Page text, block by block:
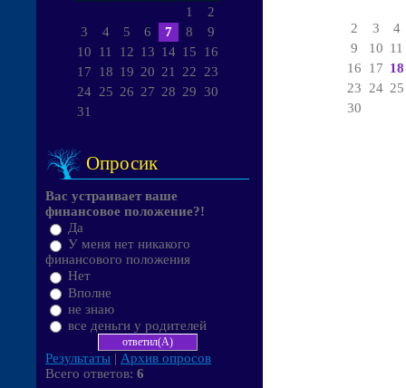
1
2
3
4 5 6 7 8
9
10
11 12 13 14 15
16
17
18 19 20 21 22
23
24 25 26 27 28 29 30
31
Опросик
Вас устраивает ваше
финансовое положение?!
Да
У меня нет никакого
финансового положения
Нет
Вполне
не знаю
все деньги у родителей
Результаты | Архив опросов
Всего ответов: 6
2 3
4
9
10 11
16
17 18
23
24 25
30